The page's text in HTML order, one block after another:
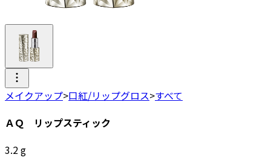
メイクアップ>口紅/リップグロス>すべて
ＡＱ リップスティック
3.2g